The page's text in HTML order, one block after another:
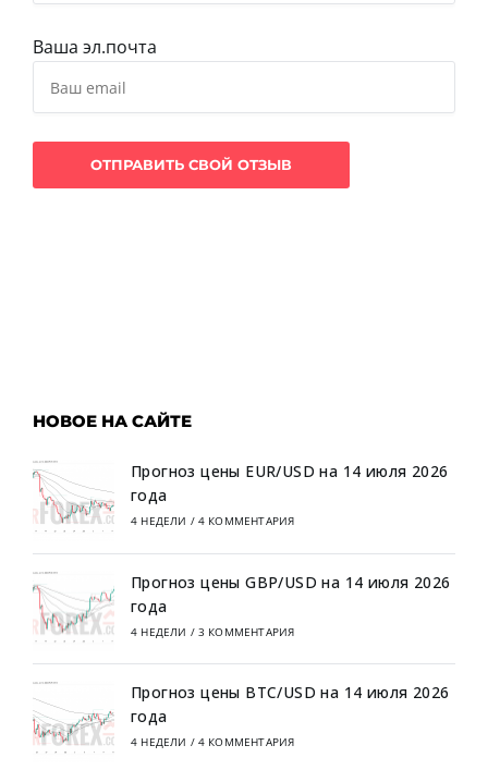
Ваша эл.почта
НОВОЕ НА САЙТЕ
Прогноз цены EUR/USD на 14 июля 2026
года
4 НЕДЕЛИ / 4 КОММЕНТАРИЯ
Прогноз цены GBP/USD на 14 июля 2026
года
4 НЕДЕЛИ / 3 КОММЕНТАРИЯ
Прогноз цены BTC/USD на 14 июля 2026
года
4 НЕДЕЛИ / 4 КОММЕНТАРИЯ